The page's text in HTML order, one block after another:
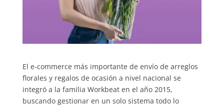
El e-commerce más importante de envío de arreglos
florales y regalos de ocasión a nivel nacional se
integró a la familia Workbeat en el año 2015,
buscando gestionar en un solo sistema todo lo